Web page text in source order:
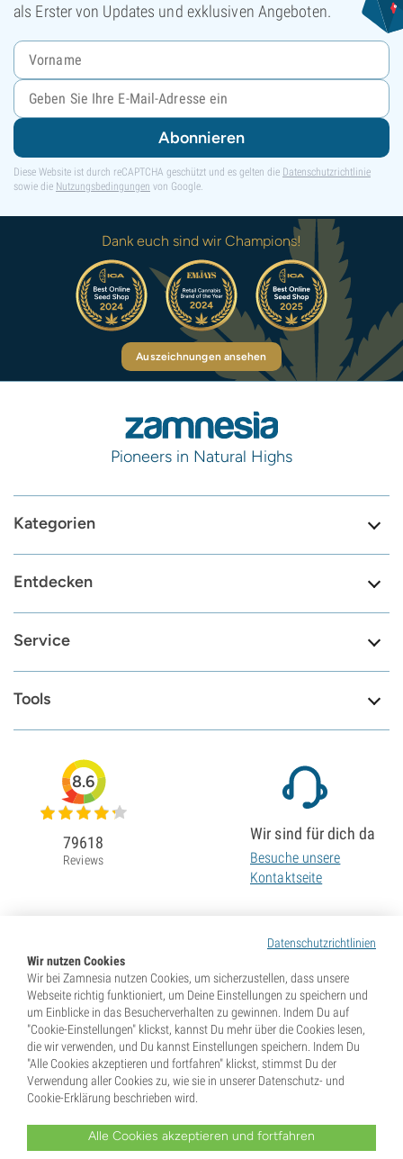
als Erster von Updates und exklusiven Angeboten.
Abonnieren
Diese Website ist durch reCAPTCHA geschützt und es gelten die Datenschutzrichtlinie
sowie die Nutzungsbedingungen von Google.
Dank euch sind wir Champions!
Auszeichnungen ansehen
Pioneers in Natural Highs
Kategorien
Entdecken
Service
Tools
Datenschutzrichtlinien
Wir nutzen Cookies
Wir bei Zamnesia nutzen Cookies, um sicherzustellen, dass unsere
Webseite richtig funktioniert, um Deine Einstellungen zu speichern und
um Einblicke in das Besucherverhalten zu gewinnen. Indem Du auf
"Cookie-Einstellungen" klickst, kannst Du mehr über die Cookies lesen,
die wir verwenden, und Du kannst Einstellungen speichern. Indem Du
"Alle Cookies akzeptieren und fortfahren" klickst, stimmst Du der
Verwendung aller Cookies zu, wie sie in unserer Datenschutz- und
Cookie-Erklärung beschrieben wird.
Alle Cookies akzeptieren und fortfahren
8.6
79618
Reviews
Wir sind für dich da
Besuche unsere
Kontaktseite
* Samen werden als Souvenirs verkauft. In vielen Ländern ist die Keimung von Samen illegal. Informiere